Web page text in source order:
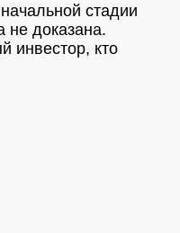
стадии
не доказана.
инвестор, кто